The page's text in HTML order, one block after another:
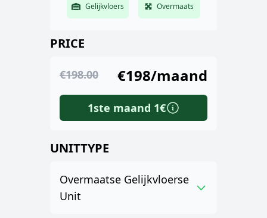
Gelijkvloers Overmaats
PRICE
€198.00 €198/maand
1ste maand 1€
UNITTYPE
Overmaatse Gelijkvloerse
Unit